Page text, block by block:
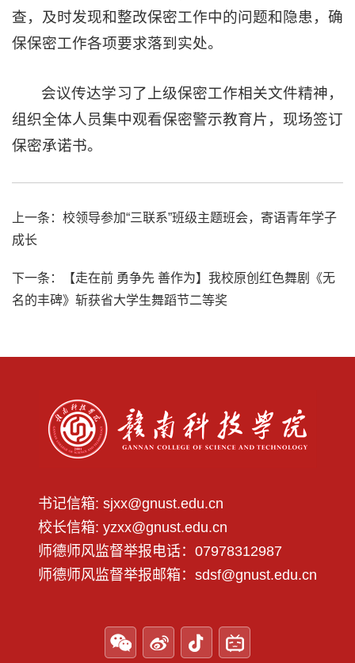
查，及时发现和整改保密工作中的问题和隐患，确
保保密工作各项要求落到实处。
会议传达学习了上级保密工作相关文件精神，
组织全体人员集中观看保密警示教育片，现场签订
保密承诺书。
上一条： 校领导参加“三联系”班级主题班会，寄语青年学子
成长
下一条：
【走在前 勇争先 善作为】我校原创红色舞剧《无
名的丰碑》斩获省大学生舞蹈节二等奖
书记信箱: sjxx@gnust.edu.cn
校长信箱: yzxx@gnust.edu.cn
师德师风监督举报电话：07978312987
师德师风监督举报邮箱：sdsf@gnust.edu.cn